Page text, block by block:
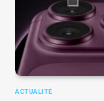
ACTUALITÉ